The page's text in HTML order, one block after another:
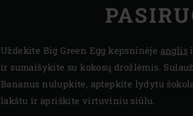
Uždekite Big Green Egg kepsninėje anglis
ir sumaišykite su kokosų drožlėmis.
Bananus nulupkite, aptepkite lydytu
lakštu ir apriškite virtuviniu siūlu.